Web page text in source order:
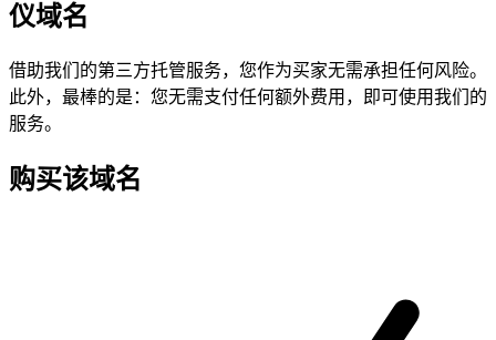
仪域名
借助我们的第三方托管服务，您作为买家无需承担任何风险。
此外，最棒的是：您无需支付任何额外费用，即可使用我们的
服务。
购买该域名